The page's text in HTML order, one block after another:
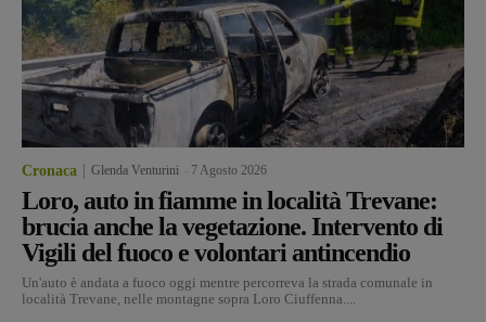
Cronaca Glenda Venturini 7 Agosto 2026
Loro, auto in fiamme in località Trevane:
brucia anche la vegetazione. Intervento di
Vigili del fuoco e volontari antincendio
Un'auto è andata a fuoco oggi mentre percorreva la strada comunale in
località Trevane, nelle montagne sopra Loro Ciuffenna....